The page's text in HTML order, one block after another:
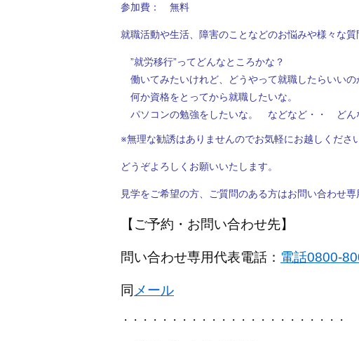
参加費： 無料
就職活動や生活、障害のことなどのお悩みや様々な質
”就労移行”ってどんなところかな？
働いてみたいけれど、どうやって就職したらいいの
何か資格をとってから就職したいな。
パソコンの勉強をしたいな。 などなど・・ どん
※無理な勧誘はありませんのでお気軽にお越しください
どうぞよろしくお願いいたします。
見学をご希望の方、ご質問のある方はお問い合わせ
【ご予約・お問い合わせ先】
問い合わせ専用代表電話： 電話0800-
同 メール
・・・・・・・・・・・・・・・・・・・・・・・